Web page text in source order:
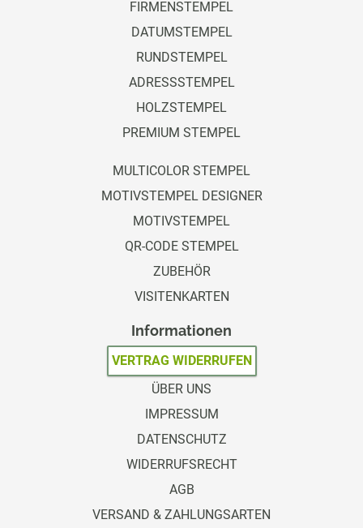
FIRMENSTEMPEL
DATUMSTEMPEL
RUNDSTEMPEL
ADRESSSTEMPEL
HOLZSTEMPEL
PREMIUM STEMPEL
MULTICOLOR STEMPEL
MOTIVSTEMPEL DESIGNER
MOTIVSTEMPEL
QR-CODE STEMPEL
ZUBEHÖR
VISITENKARTEN
Informationen
VERTRAG WIDERRUFEN
ÜBER UNS
IMPRESSUM
DATENSCHUTZ
WIDERRUFSRECHT
AGB
VERSAND & ZAHLUNGSARTEN